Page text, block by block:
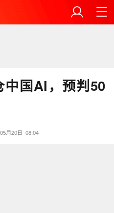
国AI，预判50
05月20日 08:04